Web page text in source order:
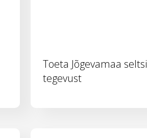
Toeta Jõgevamaa seltsi
tegevust